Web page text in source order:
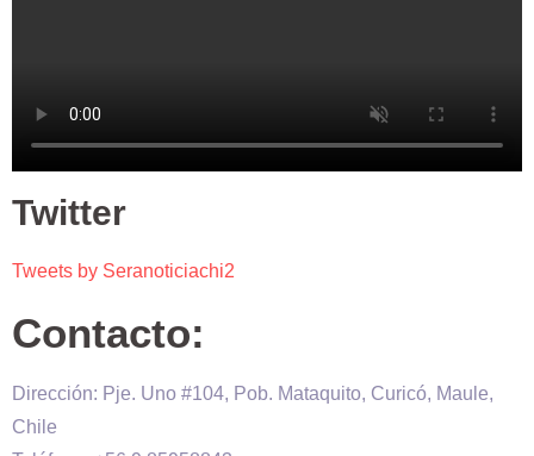
Twitter
Tweets by Seranoticiachi2
Contacto:
Dirección: Pje. Uno #104, Pob. Mataquito, Curicó, Maule,
Chile